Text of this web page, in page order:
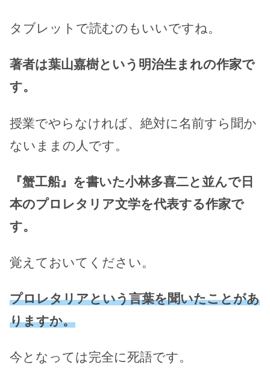
タブレットで読むのもいいですね。
著者は葉山嘉樹という明治生まれの作家で
す。
授業でやらなければ、絶対に名前すら聞か
ないままの人です。
『蟹工船』を書いた小林多喜二と並んで日
本のプロレタリア文学を代表する作家で
す。
覚えておいてください。
プロレタリアという言葉を聞いたことがあ
りますか。
今となっては完全に死語です。